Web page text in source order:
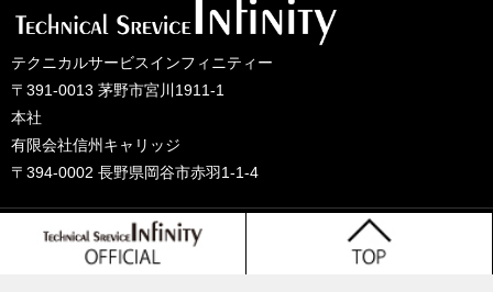
2025年11月
2025年9月
2025年7月
2025年6月
2025年4月
ORC
other
PLUS ONEオイル
TONE工具
テクニカルサービスインフィニティー
〒391-0013 茅野市宮川1911-1
本社
有限会社信州キャリッジ
〒394-0002 長野県岡谷市赤羽1-1-4
© 2025 テクニカルサービスインフィニティーのブログ